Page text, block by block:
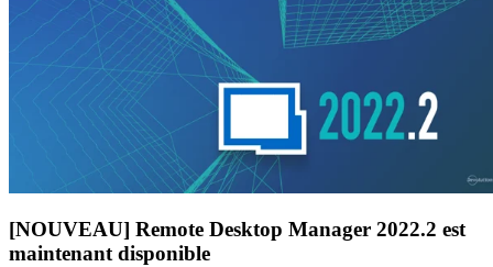
[NOUVEAU] Remote Desktop Manager 2022.2 est
maintenant disponible